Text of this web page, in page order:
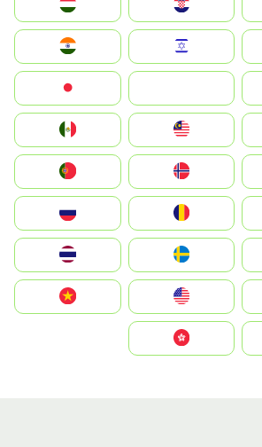
Hrvatska
Magyarország
Indonesia
South Korea
Nederland
Portugal
România
Slovensko
United States
Vietnam